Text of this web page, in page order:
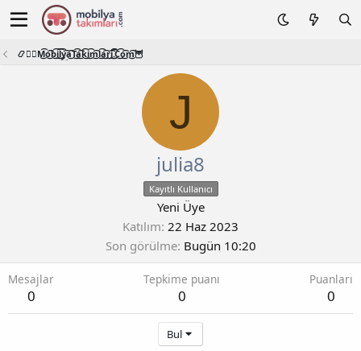
📿🧙‍♂️M͜͡o͜͡b͜͡i͜͡l͜͡y͜͡a͜͡T͜͡a͜͡k͜͡i͜͡m͜͡l͜͡a͜͡r͜͡i͜͡.͜͡C͜͡o͜͡m͜͡🦉
J
julia8
Kayıtlı Kullanıcı
Yeni Üye
Katılım 22 Haz 2023
Son görülme Bugün 10:20
Mesajlar
0
Tepkime puanı
0
Puanları
0
Bul